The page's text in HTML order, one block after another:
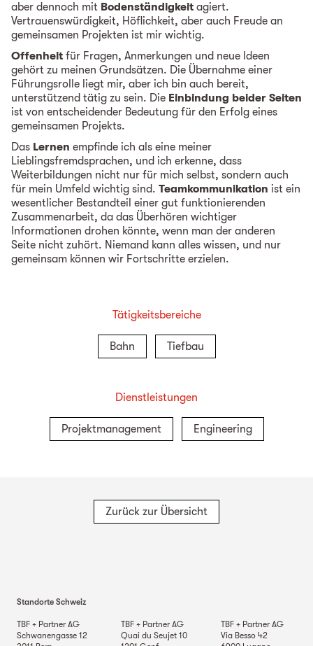
aber dennoch mit Bodenständigkeit agiert.
Vertrauenswürdigkeit, Höflichkeit, aber auch Freude an
gemeinsamen Projekten ist mir wichtig.
Offenheit für Fragen, Anmerkungen und neue Ideen
gehört zu meinen Grundsätzen. Die Übernahme einer
Führungsrolle liegt mir, aber ich bin auch bereit,
unterstützend tätig zu sein. Die Einbindung beider Seiten
ist von entscheidender Bedeutung für den Erfolg eines
gemeinsamen Projekts.
Das Lernen empfinde ich als eine meiner
Lieblingsfremdsprachen, und ich erkenne, dass
Weiterbildungen nicht nur für mich selbst, sondern auch
für mein Umfeld wichtig sind. Teamkommunikation ist ein
wesentlicher Bestandteil einer gut funktionierenden
Zusammenarbeit, da das Überhören wichtiger
Informationen drohen könnte, wenn man der anderen
Seite nicht zuhört. Niemand kann alles wissen, und nur
gemeinsam können wir Fortschritte erzielen.
Tätigkeitsbereiche
Bahn Tiefbau
Dienstleistungen
Projektmanagement Engineering
Zurück zur Übersicht
Standorte Schweiz
TBF + Partner AG
Schwanengasse 12
TBF + Partner AG
Quai du Seujet 10
TBF + Partner AG
Via Besso 42